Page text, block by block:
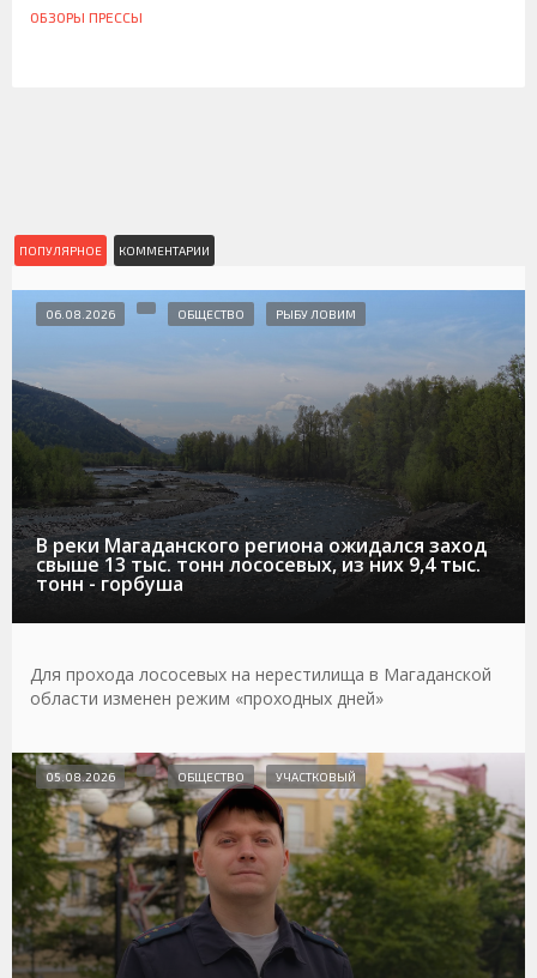
ОБЗОРЫ ПРЕССЫ
ПОПУЛЯРНОЕ КОММЕНТАРИИ
В реки Магаданского региона ожидался заход
свыше 13 тыс. тонн лососевых, из них 9,4 тыс.
тонн - горбуша
06.08.2026 ОБЩЕСТВО РЫБУ ЛОВИМ
Для прохода лососевых на нерестилища в Магаданской
области изменен режим «проходных дней»
05.08.2026 ОБЩЕСТВО УЧАСТКОВЫЙ